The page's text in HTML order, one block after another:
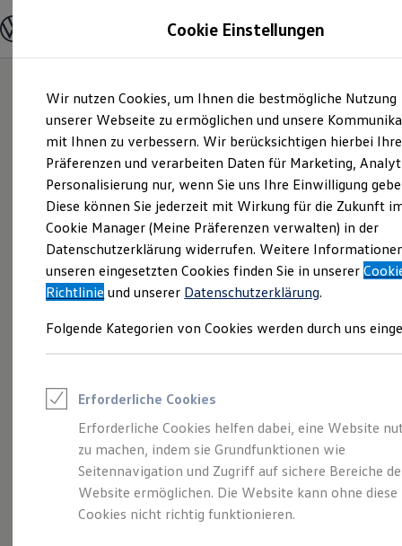
Hauptinhalt
springen
Footer
springen
Modelle und Konfigurator
Modelle vergleichen
Elektroautos
ENERGY Sondermodelle
Nutzfahrzeuge
SUV und CUV
Familienautos
Kombis
Kompaktwagen
Sportwagen
Schnell verfügbare Fahrzeuge
Angebote und Produkte
Aktuelle Angebote
E-Auto-Förderung
Volkswagen Marktplatz
Junge Gebrauchtwagen und Gebrauchtwagen
Saisonangebote
Leasing
Leasing-Angebote
Gebrauchtwagen Leasing
Junge Gebrauchtwagen-Leasing
Elektroauto Leasing
Kleinwagen-Leasing
Leasing ohne Anzahlung
Eine Klasse für sich.
Der Golf.
Cookie Einstellungen
Wir nutzen Cookies, um Ihnen die bestmögliche Nutzung
unserer Webseite zu ermöglichen und unsere
mit Ihnen zu verbessern. Wir berücksichtigen hierbei Ihre
Präferenzen und verarbeiten Daten für Marketing,
Personalisierung nur, wenn Sie uns Ihre Einwilligung
Diese können Sie jederzeit mit Wirkung für die Zukunft
Cookie Manager (Meine Präferenzen verwalten) in der
Datenschutzerklärung widerrufen. Weitere
unseren eingesetzten Cookies finden Sie in unserer
Richtlinie und unserer Datenschutzerklärung.
Folgende Kategorien von Cookies werden durch uns
Erforderliche Cookies
Erforderliche Cookies helfen dabei, eine Website
zu machen, indem sie Grundfunktionen wie
Seitennavigation und Zugriff auf sichere Bereiche
Website ermöglichen. Die Website kann ohne diese
Cookies nicht richtig funktionieren.